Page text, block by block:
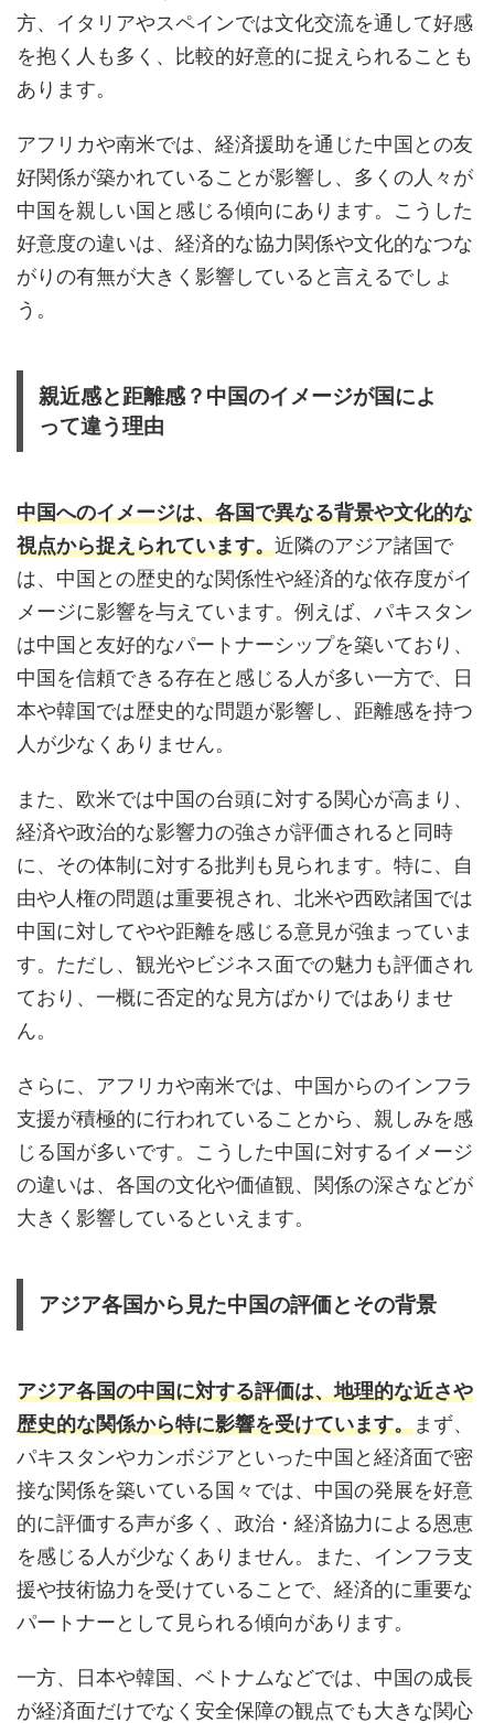
方、イタリアやスペインでは文化交流を通して好感
を抱く人も多く、比較的好意的に捉えられることも
あります。
アフリカや南米では、経済援助を通じた中国との友
好関係が築かれていることが影響し、多くの人々が
中国を親しい国と感じる傾向にあります。こうした
好意度の違いは、経済的な協力関係や文化的なつな
がりの有無が大きく影響していると言えるでしょ
う。
親近感と距離感？中国のイメージが国によ
って違う理由
中国へのイメージは、各国で異なる背景や文化的な
視点から捉えられています。近隣のアジア諸国で
は、中国との歴史的な関係性や経済的な依存度がイ
メージに影響を与えています。例えば、パキスタン
は中国と友好的なパートナーシップを築いており、
中国を信頼できる存在と感じる人が多い一方で、日
本や韓国では歴史的な問題が影響し、距離感を持つ
人が少なくありません。
また、欧米では中国の台頭に対する関心が高まり、
経済や政治的な影響力の強さが評価されると同時
に、その体制に対する批判も見られます。特に、自
由や人権の問題は重要視され、北米や西欧諸国では
中国に対してやや距離を感じる意見が強まっていま
す。ただし、観光やビジネス面での魅力も評価され
ており、一概に否定的な見方ばかりではありませ
ん。
さらに、アフリカや南米では、中国からのインフラ
支援が積極的に行われていることから、親しみを感
じる国が多いです。こうした中国に対するイメージ
の違いは、各国の文化や価値観、関係の深さなどが
大きく影響しているといえます。
アジア各国から見た中国の評価とその背景
アジア各国の中国に対する評価は、地理的な近さや
歴史的な関係から特に影響を受けています。まず、
パキスタンやカンボジアといった中国と経済面で密
接な関係を築いている国々では、中国の発展を好意
的に評価する声が多く、政治・経済協力による恩恵
を感じる人が少なくありません。また、インフラ支
援や技術協力を受けていることで、経済的に重要な
パートナーとして見られる傾向があります。
一方、日本や韓国、ベトナムなどでは、中国の成長
が経済面だけでなく安全保障の観点でも大きな関心